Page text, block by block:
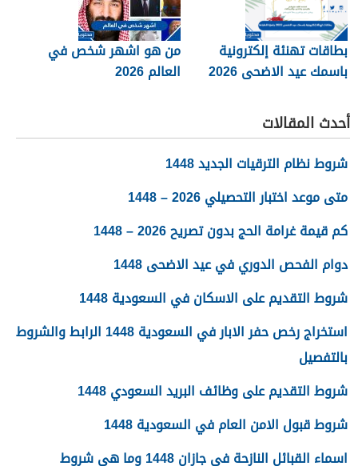
بطاقات تهنئة إلكترونية
باسمك عيد الاضحى 2026
من هو اشهر شخص في
العالم 2026
أحدث المقالات
شروط نظام الترقيات الجديد 1448
متى موعد اختبار التحصيلي 2026 – 1448
كم قيمة غرامة الحج بدون تصريح 2026 – 1448
دوام الفحص الدوري في عيد الاضحى 1448
شروط التقديم على الاسكان في السعودية 1448
استخراج رخص حفر الابار في السعودية 1448 الرابط والشروط
بالتفصيل
شروط التقديم على وظائف البريد السعودي 1448
شروط قبول الامن العام في السعودية 1448
اسماء القبائل النازحة في جازان 1448 وما هي شروط